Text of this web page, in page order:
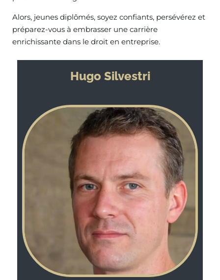
Alors, jeunes diplômés, soyez confiants, persévérez et
préparez-vous à embrasser une carrière
enrichissante dans le droit en entreprise.
Hugo Silvestri